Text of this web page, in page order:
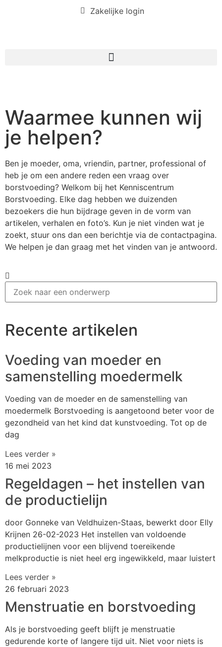
Zakelijke login
Waarmee kunnen wij
je helpen?
Ben je moeder, oma, vriendin, partner, professional of
heb je om een andere reden een vraag over
borstvoeding? Welkom bij het Kenniscentrum
Borstvoeding. Elke dag hebben we duizenden
bezoekers die hun bijdrage geven in de vorm van
artikelen, verhalen en foto’s. Kun je niet vinden wat je
zoekt, stuur ons dan een berichtje via de contactpagina.
We helpen je dan graag met het vinden van je antwoord.
Recente artikelen
Voeding van moeder en
samenstelling moedermelk
Voeding van de moeder en de samenstelling van
moedermelk Borstvoeding is aangetoond beter voor de
gezondheid van het kind dat kunstvoeding. Tot op de
dag
Lees verder »
16 mei 2023
Regeldagen – het instellen van
de productielijn
door Gonneke van Veldhuizen-Staas, bewerkt door Elly
Krijnen 26-02-2023 Het instellen van voldoende
productielijnen voor een blijvend toereikende
melkproductie is niet heel erg ingewikkeld, maar luistert
Lees verder »
26 februari 2023
Menstruatie en borstvoeding
Als je borstvoeding geeft blijft je menstruatie
gedurende korte of langere tijd uit. Niet voor niets is